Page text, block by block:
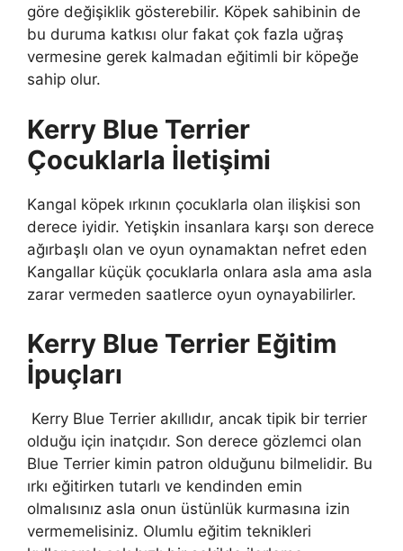
göre değişiklik gösterebilir. Köpek sahibinin de
bu duruma katkısı olur fakat çok fazla uğraş
vermesine gerek kalmadan eğitimli bir köpeğe
sahip olur.
Kerry Blue Terrier
Çocuklarla İletişimi
Kangal köpek ırkının çocuklarla olan ilişkisi son
derece iyidir. Yetişkin insanlara karşı son derece
ağırbaşlı olan ve oyun oynamaktan nefret eden
Kangallar küçük çocuklarla onlara asla ama asla
zarar vermeden saatlerce oyun oynayabilirler.
Kerry Blue Terrier Eğitim
İpuçları
Kerry Blue Terrier akıllıdır, ancak tipik bir terrier
olduğu için inatçıdır. Son derece gözlemci olan
Blue Terrier kimin patron olduğunu bilmelidir. Bu
ırkı eğitirken tutarlı ve kendinden emin
olmalısınız asla onun üstünlük kurmasına izin
vermemelisiniz. Olumlu eğitim teknikleri